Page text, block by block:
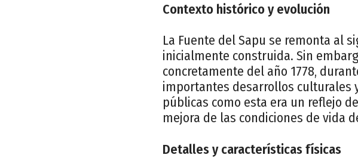
Contexto histórico y evolución
La Fuente del Sapu se remonta al
inicialmente construida. Sin
concretamente del año 1778,
importantes desarrollos culturales
públicas como esta era un reflejo
mejora de las condiciones de vida
Detalles y características físicas